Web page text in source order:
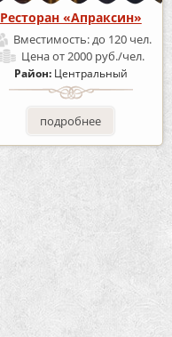
Ресторан «Апраксин»
Вместимость:до 120 чел.
Ценаот 2000 руб./чел.
Район: Центральный
подробнее